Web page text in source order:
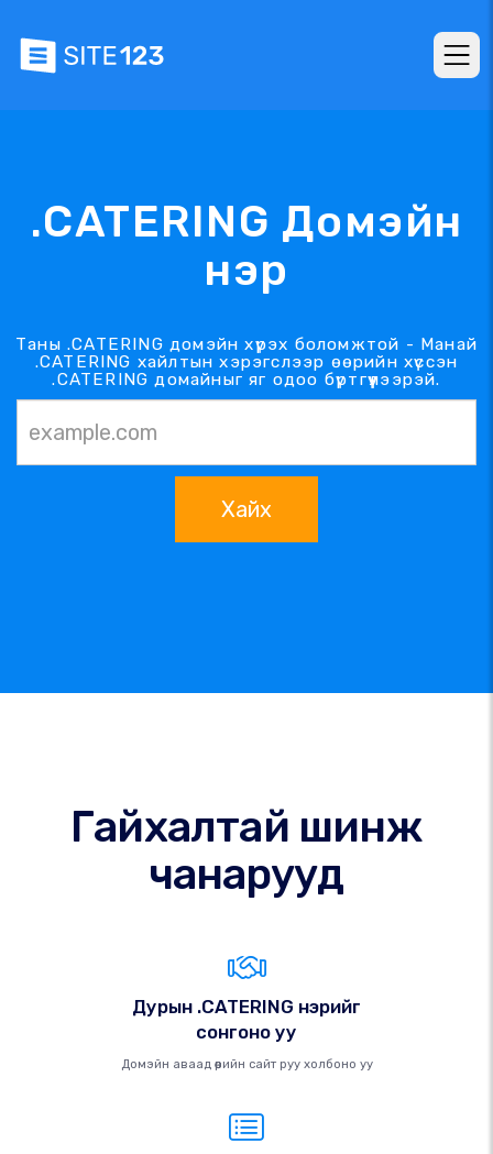
.CATERING Домэйн
нэр
Таны .CATERING домэйн хүрэх боломжтой - Манай
.CATERING хайлтын хэрэгслээр өөрийн хүссэн
.CATERING домайныг яг одоо бүртгүүлээрэй.
Хайх
Гайхалтай шинж
чанарууд
Дурын .CATERING нэрийг
сонгоно уу
Домэйн аваад өөрийн сайт руу холбоно уу